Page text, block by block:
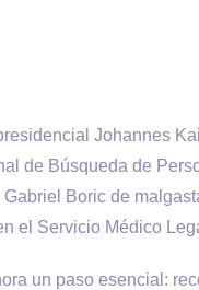
Johannes
de Búsqueda de
Boric de
el Servicio Médico
un paso esencial: